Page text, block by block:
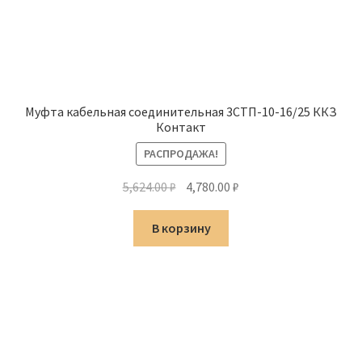
Муфта кабельная соединительная 3СТП-10-16/25 ККЗ
Контакт
РАСПРОДАЖА!
5,624.00₽ Первоначальная
цена
составляла
5,624.00 ₽.
4,780.00₽
В корзину